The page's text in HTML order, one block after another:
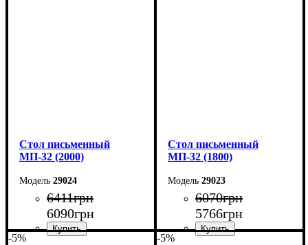
Cтол письменный
МП-32 (2000)
29024
6411грн
6090грн
Cтол письменный
МП-32 (1800)
29023
6070грн
5766грн
-5% -5%